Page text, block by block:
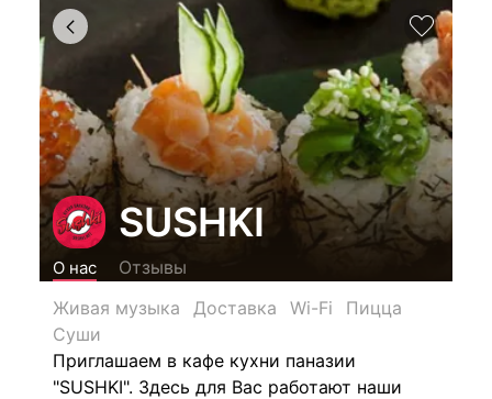
SUSHKI
О нас
Отзывы
Живая музыка
Доставка Wi-Fi
Пицца
Суши
Приглашаем в кафе кухни паназии
"SUSHKI". Здесь для Вас работают наши